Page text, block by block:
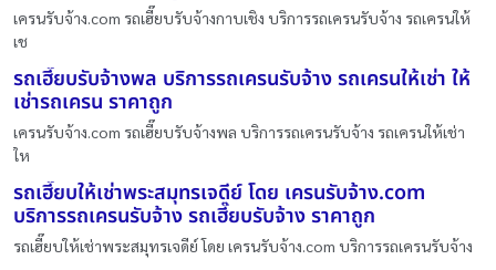
เครนรับจ้าง.com รถเฮี๊ยบรับจ้างกาบเชิง บริการรถเครนรับจ้าง รถเครนให้
เช
รถเฮี๊ยบรับจ้างพล บริการรถเครนรับจ้าง รถเครนให้เช่า ให้
เช่ารถเครน ราคาถูก
เครนรับจ้าง.com รถเฮี๊ยบรับจ้างพล บริการรถเครนรับจ้าง รถเครนให้เช่า
ให
รถเฮี๊ยบให้เช่าพระสมุทรเจดีย์ โดย เครนรับจ้าง.com
บริการรถเครนรับจ้าง รถเฮี๊ยบรับจ้าง ราคาถูก
รถเฮี๊ยบให้เช่าพระสมุทรเจดีย์ โดย เครนรับจ้าง.com บริการรถเครนรับจ้าง